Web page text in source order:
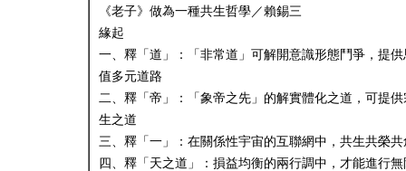
《老子》做為一種共生哲學／賴錫三
緣起
一、釋「道」：「非常道」可解開意識形態鬥爭，提
值多元道路
二、釋「帝」：「象帝之先」的解實體化之道，可提
生之道
三、釋「一」：在關係性宇宙的互聯網中，共生共榮
四、釋「天之道」：損益均衡的兩行調中，才能進行